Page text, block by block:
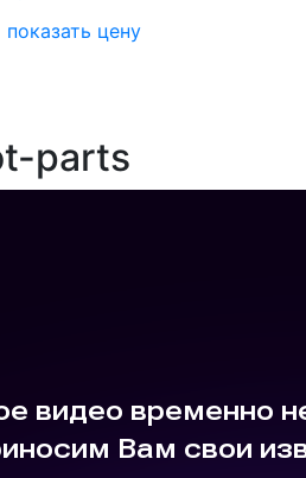
показать цену
parts